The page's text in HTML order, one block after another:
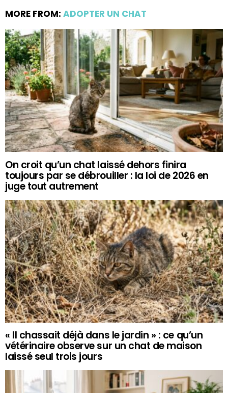
MORE FROM: ADOPTER UN CHAT
On croit qu’un chat laissé dehors finira
toujours par se débrouiller : la loi de 2026 en
juge tout autrement
« Il chassait déjà dans le jardin » : ce qu’un
vétérinaire observe sur un chat de maison
laissé seul trois jours